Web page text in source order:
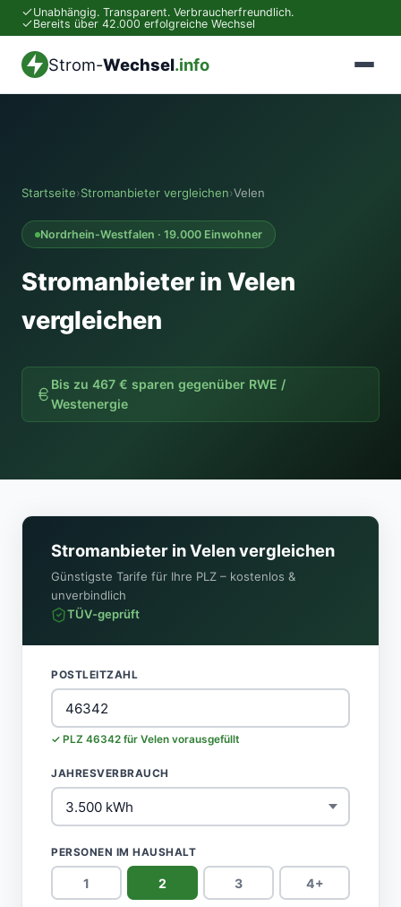
Unabhängig. Transparent. Verbraucherfreundlich.
Bereits über 42.000 erfolgreiche Wechsel
Strom-Wechsel.info
Startseite›Stromanbieter vergleichen›Velen
Nordrhein-Westfalen · 19.000 Einwohner
Stromanbieter in Velen
vergleichen
Bis zu 467 € sparen gegenüber RWE /
Westenergie
Stromanbieter in Velen vergleichen
Günstigste Tarife für Ihre PLZ – kostenlos &
unverbindlich
TÜV-geprüft
POSTLEITZAHL
✓ PLZ 46342 für Velen vorausgefüllt
JAHRESVERBRAUCH
PERSONEN IM HAUSHALT
1 2 3 4+